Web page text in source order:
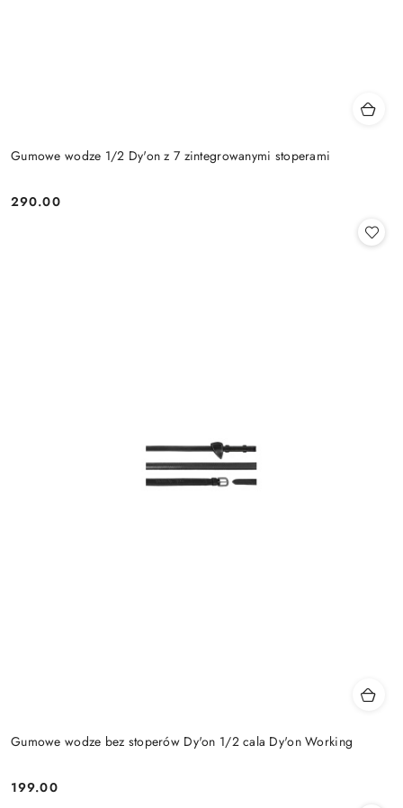
Gumowe wodze 1/2 Dy'on z 7 zintegrowanymi stoperami
Cena:
290.00
Gumowe wodze bez stoperów Dy'on 1/2 cala Dy'on Working
Cena:
199.00